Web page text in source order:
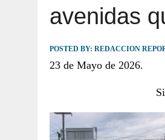
JULIO 30, 2026 |
avenidas
POSTED BY: REDACCION
23 de Mayo de 2026.